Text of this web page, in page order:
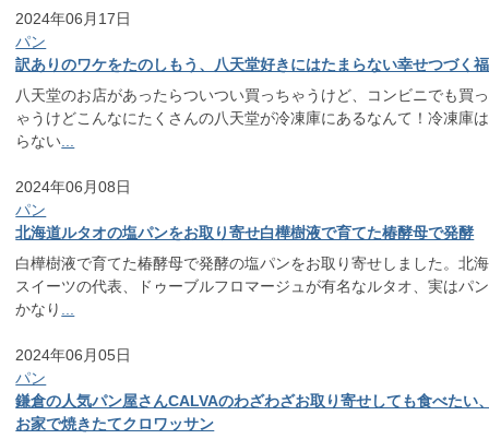
2024年06月17日
パン
訳ありのワケをたのしもう、八天堂好きにはたまらない幸せつづく
八天堂のお店があったらついつい買っちゃうけど、コンビニでも買
ゃうけどこんなにたくさんの八天堂が冷凍庫にあるなんて！冷凍庫
らない
2024年06月08日
パン
北海道ルタオの塩パンをお取り寄せ白樺樹液で育てた椿酵母で発酵
白樺樹液で育てた椿酵母で発酵の塩パンをお取り寄せしました。北
スイーツの代表、ドゥーブルフロマージュが有名なルタオ、実はパ
かなり
2024年06月05日
パン
鎌倉の人気パン屋さんCALVAのわざわざお取り寄せしても食べたい
お家で焼きたてクロワッサン